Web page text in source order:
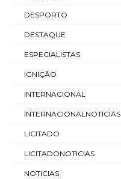
DESPORTO
DESTAQUE
ESPECIALISTAS
IGNIÇÃO
INTERNACIONAL
INTERNACIONALNOTICIAS
LICITADO
LICITADONOTICIAS
NOTICIAS